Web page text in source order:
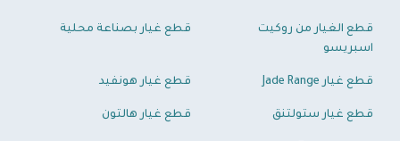
قطع الغيار من روكيت
اسبريسو
قطع غيار بصناعة محلية
قطع غيار Jade Range قطع غيار هونفيد
قطع غيار ستولتنق قطع غيار هالتون